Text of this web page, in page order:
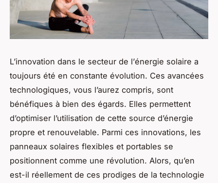
L’innovation dans le secteur de l’énergie solaire a
toujours été en constante évolution. Ces avancées
technologiques, vous l’aurez compris, sont
bénéfiques à bien des égards. Elles permettent
d’optimiser l’utilisation de cette source d’énergie
propre et renouvelable. Parmi ces innovations, les
panneaux solaires flexibles et portables se
positionnent comme une révolution. Alors, qu’en
est-il réellement de ces prodiges de la technologie